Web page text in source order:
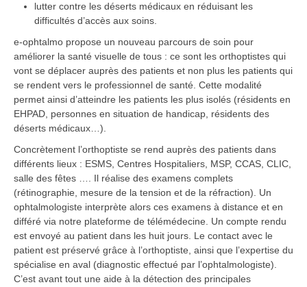
lutter contre les déserts médicaux en réduisant les
difficultés d’accès aux soins.
e-ophtalmo propose un nouveau parcours de soin pour
améliorer la santé visuelle de tous : ce sont les orthoptistes qui
vont se déplacer auprès des patients et non plus les patients qui
se rendent vers le professionnel de santé. Cette modalité
permet ainsi d’atteindre les patients les plus isolés (résidents en
EHPAD, personnes en situation de handicap, résidents des
déserts médicaux…).
Concrètement l’orthoptiste se rend auprès des patients dans
différents lieux : ESMS, Centres Hospitaliers, MSP, CCAS, CLIC,
salle des fêtes …. Il réalise des examens complets
(rétinographie, mesure de la tension et de la réfraction). Un
ophtalmologiste interprète alors ces examens à distance et en
différé via notre plateforme de télémédecine. Un compte rendu
est envoyé au patient dans les huit jours. Le contact avec le
patient est préservé grâce à l’orthoptiste, ainsi que l’expertise du
spécialise en aval (diagnostic effectué par l’ophtalmologiste).
C’est avant tout une aide à la détection des principales